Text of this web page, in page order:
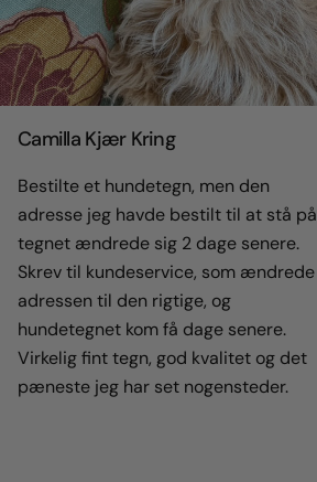
Camilla Kjær Kring
Bestilte et hundetegn, men den
adresse jeg havde bestilt til at stå på
tegnet ændrede sig 2 dage senere.
Skrev til kundeservice, som ændrede
adressen til den rigtige, og
hundetegnet kom få dage senere.
Virkelig fint tegn, god kvalitet og det
pæneste jeg har set nogensteder.